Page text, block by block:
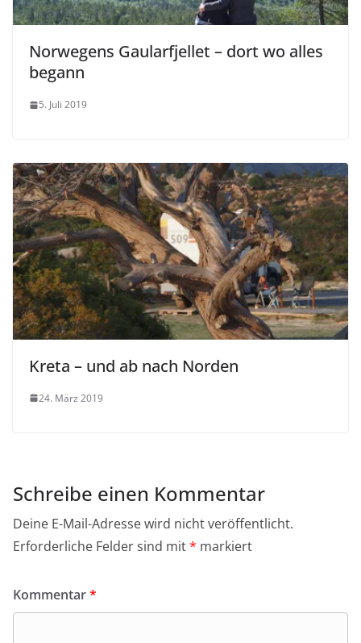
Norwegens Gaularfjellet – dort wo alles
begann
5. Juli 2019
Kreta – und ab nach Norden
24. März 2019
Schreibe einen Kommentar
Deine E-Mail-Adresse wird nicht veröffentlicht.
Erforderliche Felder sind mit* markiert
Kommentar*